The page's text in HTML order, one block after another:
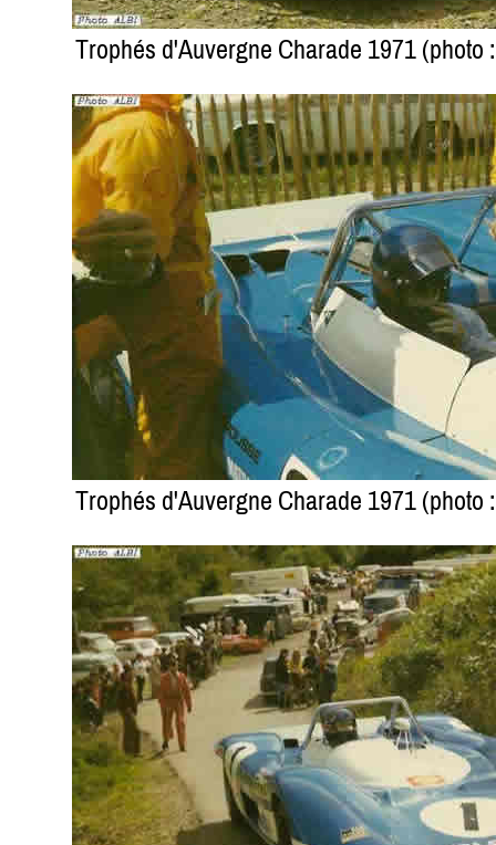
Trophés d'Auvergne Charade 1971 (photo
Trophés d'Auvergne Charade 1971 (photo